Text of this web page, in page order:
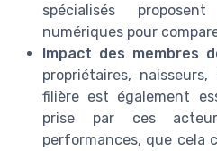
spécialisés
numériques pour
Impact des membres
propriétaires,
filière est également
prise par ces
performances, que cela